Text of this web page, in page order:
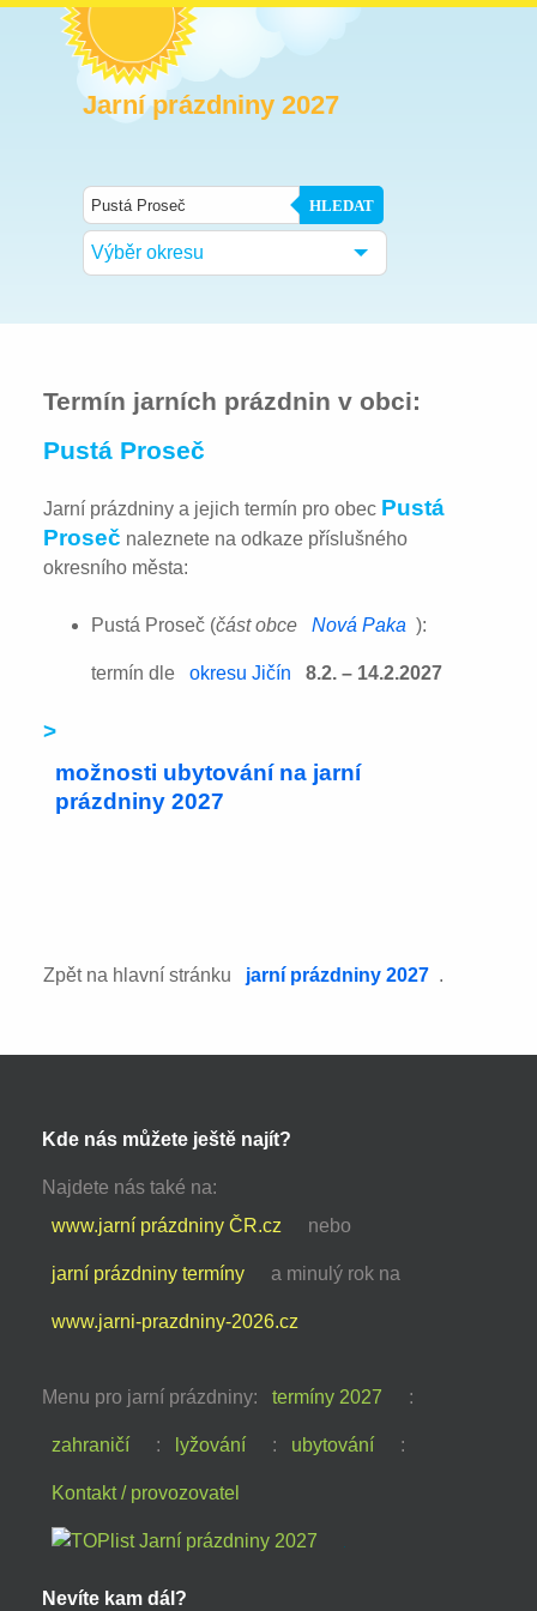
Jarní prázdniny 2027
HLEDAT
Výběr okresu
Termín jarních prázdnin v obci:
Pustá Proseč
Jarní prázdniny a jejich termín pro obec Pustá
Proseč naleznete na odkaze příslušného
okresního města:
Pustá Proseč (část obce Nová Paka ):
termín dle okresu Jičín 8.2. – 14.2.2027
>
možnosti ubytování na jarní
prázdniny 2027
Zpět na hlavní stránku jarní prázdniny 2027 .
Kde nás můžete ještě najít?
Najdete nás také na:
www.jarní prázdniny ČR.cz
nebo
jarní prázdniny termíny a minulý rok na
www.jarni-prazdniny-2026.cz
Menu pro jarní prázdniny: termíny 2027 :
zahraničí : lyžování : ubytování :
Kontakt / provozovatel
Nevíte kam dál?